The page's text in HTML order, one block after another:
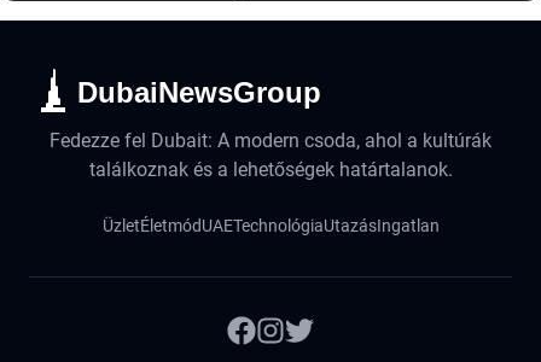
DubaiNewsGroup
Fedezze fel Dubait: A modern csoda, ahol a kultúrák
találkoznak és a lehetőségek határtalanok.
ÜzletÉletmódUAETechnológiaUtazásIngatlan